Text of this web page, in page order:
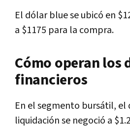
El dólar blue se ubicó en
a $1175 para la compra.
Cómo operan los
financieros
En el segmento bursátil,
liquidación se negoció a